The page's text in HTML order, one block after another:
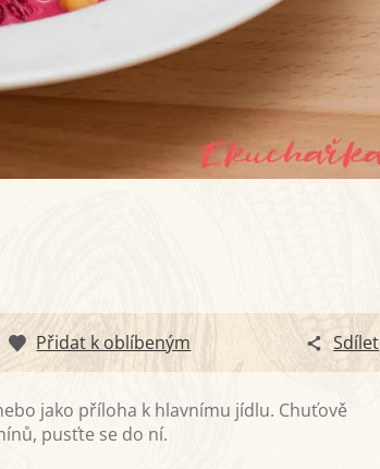
Přidat k oblíbeným Sdílet
jako příloha k hlavnímu jídlu. Chuťově
pusťte se do ní.